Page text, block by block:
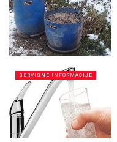
SERVISNE INFORMACIJE